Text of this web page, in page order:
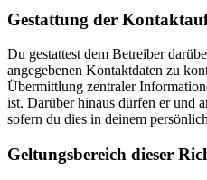
Gestattung der
Du gestattest dem Betreiber
angegebenen Kontaktdaten zu
Übermittlung zentraler
ist. Darüber hinaus dürfen er und
sofern du dies in deinem
Geltungsbereich dieser